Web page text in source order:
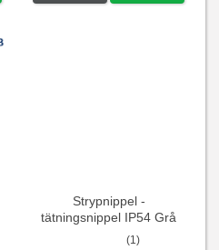
Strypnippel -
tätningsnippel IP54 Grå
(1)